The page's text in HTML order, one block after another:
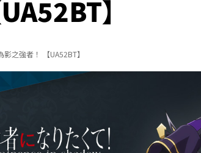
】
之強者！ 【UA52BT】